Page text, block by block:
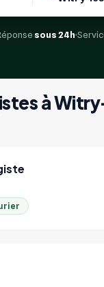
sous 24h
à